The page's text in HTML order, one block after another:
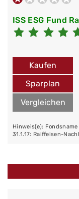
ISS ESG Fund
Kaufen
Sparplan
Vergleichen
Hinweis(e):
31.1.17: Raiffeisen-